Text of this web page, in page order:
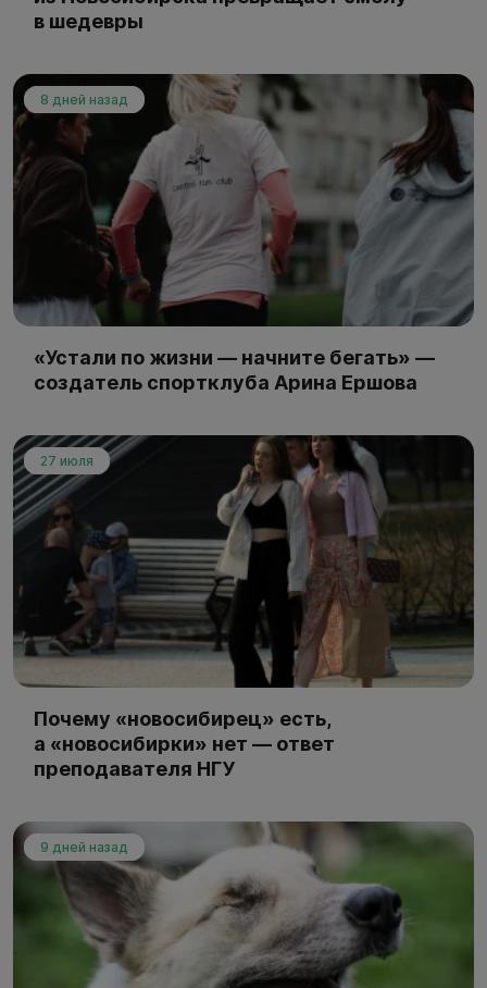
в шедевры
8 дней назад
«Устали по жизни — начните бегать» —
создатель спортклуба Арина Ершова
27 июля
Почему «новосибирец» есть,
а «новосибирки» нет — ответ
преподавателя НГУ
9 дней назад